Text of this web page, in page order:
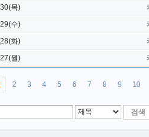
목)
수)
화)
월)
2 3 4 5 6 7 8 9 10
검색